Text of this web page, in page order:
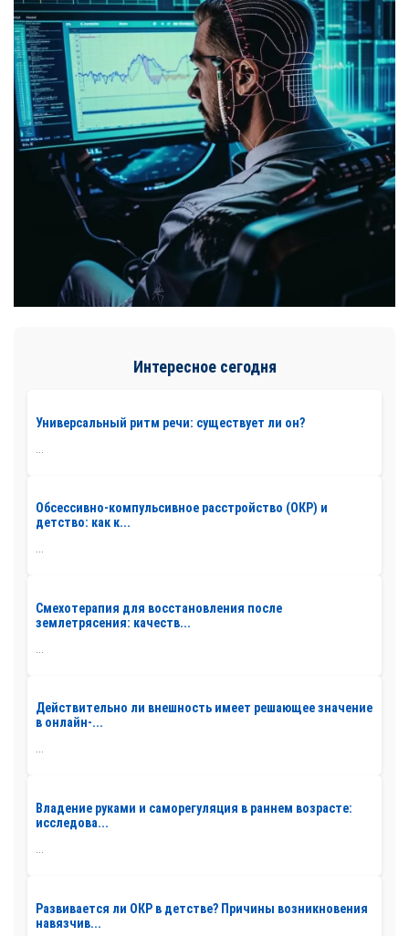
Интересное сегодня
Универсальный ритм речи: существует ли он?
Обсессивно-компульсивное расстройство (ОКР) и
детство: как к...
...
Смехотерапия для восстановления после
землетрясения: качеств...
Действительно ли внешность имеет решающее значение
в онлайн-...
...
Владение руками и саморегуляция в раннем возрасте:
исследова...
...
Развивается ли ОКР в детстве? Причины возникновения
навязчив...